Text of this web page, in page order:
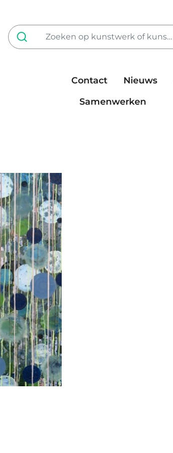
Contact Nieuws
Samenwerken